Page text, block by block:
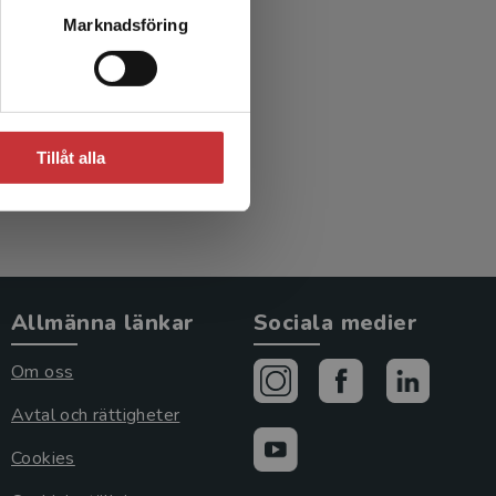
Marknadsföring
Tillåt alla
med
Allmänna länkar
Om oss
Avtal och rättigheter
Cookies
Sociala medier